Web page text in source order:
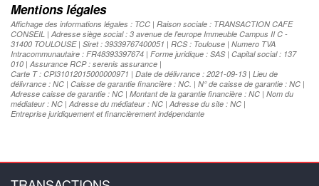
Mentions légales
Affichage des informations légales : TCC | Raison sociale : TRANSACTION CAFE
CONSEIL | Adresse siège social : 3 avenue de l'europe Immeuble Campus II C -
31400 TOULOUSE | Siret : 39339767400051 | RCS : Toulouse | Numero TVA
Intracommunautaire : FR48393397674 | Forme juridique : SAS | Capital social : 137
010 | Assurance RCP : serenis assurance |
Carte T : CPI31012015000000971 | Date de délivrance : 2021-09-13 | Lieu de
délivrance : NC | Caisse de garantie financière : NC. | N° de caisse de garantie : NC |
Adresse caisse de garantie : NC | Montant de la garantie financière : NC | Nom du
médiateur : NC | Adresse du médiateur : NC | Adresse du site : NC |
Entreprise juridiquement et financièrement indépendante